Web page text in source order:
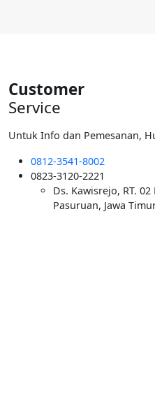
Customer
Service
Untuk Info dan Pemesanan,
0812-3541-8002
0823-3120-2221
Ds. Kawisrejo, RT. 02
Pasuruan, Jawa